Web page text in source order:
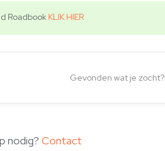
Roadbook KLIK HIER
Gevonden wat je zocht?
nodig?Contact